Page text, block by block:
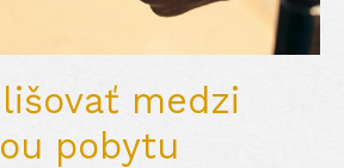
medzi
pobytu